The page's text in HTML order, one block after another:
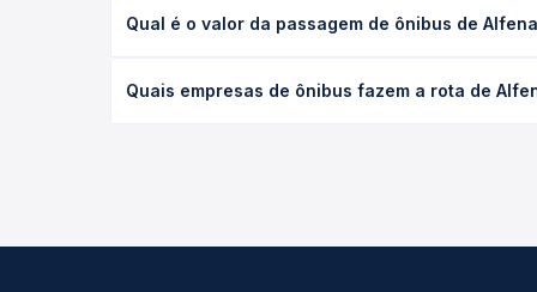
executivo ou leito) e as condições de tráfego. Na
Qual é o valor da passagem de ônibus de
tipo de poltrona e a antecedência da compra. Na
Quais empresas de ônibus fazem a rota de